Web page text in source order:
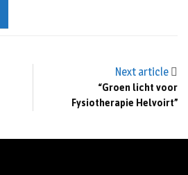
Next article
“Groen licht voor
Fysiotherapie Helvoirt”